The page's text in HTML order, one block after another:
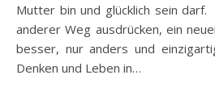
Mutter bin und glücklich sein
anderer Weg ausdrücken, ein
besser, nur anders und
Denken und Leben in…